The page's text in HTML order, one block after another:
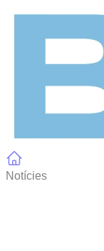
Notícies